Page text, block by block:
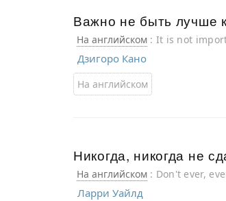
Важно не быть лучше
На английском : It is not
Дзигоро Кано
На английском
Никогда, никогда не
На английском : Don't ever,
Ларри Уайлд